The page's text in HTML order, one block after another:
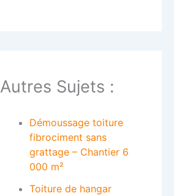
Autres Sujets :
Démoussage toiture
fibrociment sans
grattage – Chantier 6
000 m²
Toiture de hangar